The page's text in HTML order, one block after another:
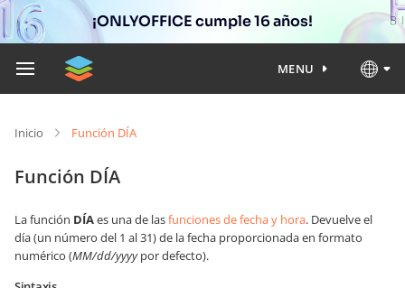
¡ONLYOFFICE cumple 16 años!
MENU
Inicio Función DÍA
Función DÍA
La función DÍAes una de lasfunciones de fecha y hora. Devuelve el
día (un número del 1 al 31) de la fecha proporcionada en formato
numérico (MM/dd/yyyypor defecto).